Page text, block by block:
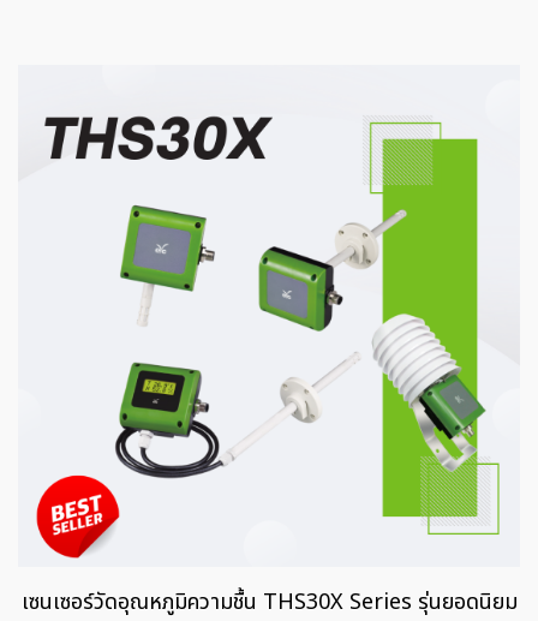
เซนเซอร์วัดอุณหภูมิความชื้น THS30X Series รุ่นยอดนิยม